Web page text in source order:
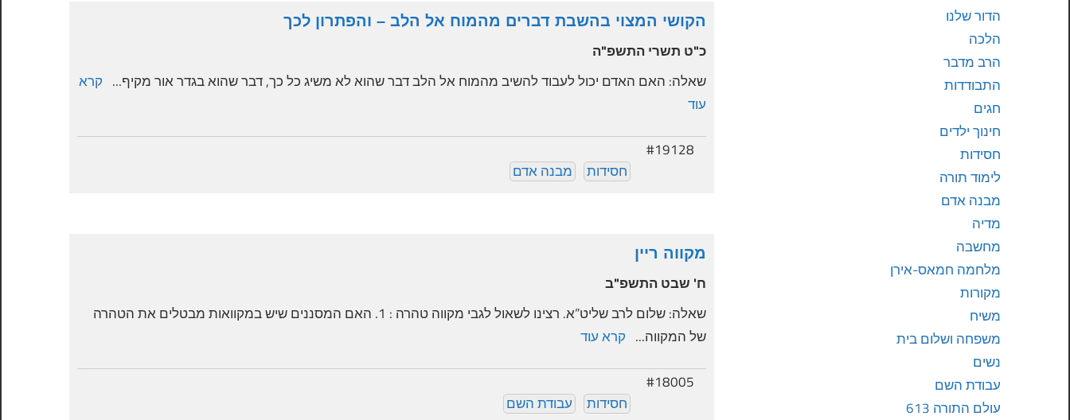
א
ת
ש
הקושי המצוי בהשבת דברים מהמוח אל הלב – והפתרון לכך
כ"ט תשרי התשפ"ה
שאלה: האם האדם יכול לעבוד להשיב מהמוח אל הלב דבר שהוא לא משיג כל כך, דבר שהוא בגדר אור מקיף... קרא
עוד
#19128
חסידות
מבנה אדם
מקווה ריין
ח' שבט התשפ"ב
שאלה: שלום לרב שליט”א. רצינו לשאול לגבי מקווה טהרה : 1. האם המסננים שיש במקוואות מבטלים את הטהרה
של המקווה... קרא עוד
#18005
חסידות
עבודת השם
הדור שלנו
הלכה
הרב מדבר
התבודדות
חגים
חינוך ילדים
חסידות
לימוד תורה
מבנה אדם
מדיה
מחשבה
מלחמה חמאס-אירן
מקורות
משיח
משפחה ושלום בית
נשים
עבודת השם
עולם התורה 613